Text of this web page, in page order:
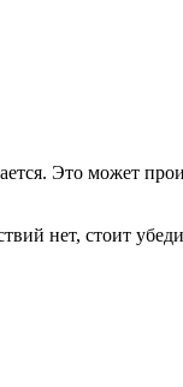
Это может
нет, стоит